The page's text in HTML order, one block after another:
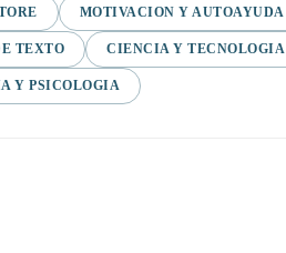
MOTIVACION Y AUTOAYUDA
TEXTO CIENCIA Y TECNOLOGIA
Y PSICOLOGIA